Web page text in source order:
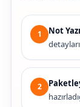
1 Not
2